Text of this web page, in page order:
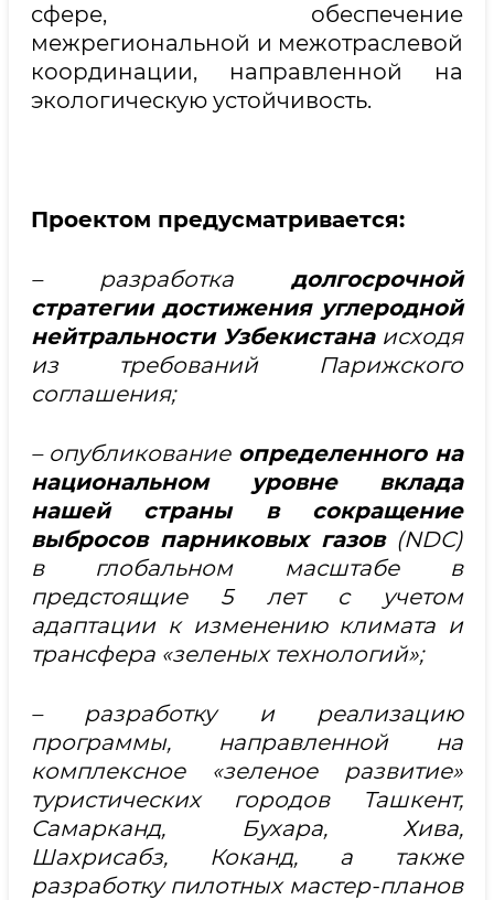
сфере, обеспечение
межрегиональной и межотраслевой
координации, направленной на
экологическую устойчивость.
Проектом предусматривается:
– разработка долгосрочной
стратегии достижения углеродной
нейтральности Узбекистанаисходя
из требований Парижского
соглашения;
– опубликование определенного на
национальном уровне вклада
нашей страны в сокращение
выбросов парниковых газов(NDC)
в глобальном масштабе в
предстоящие 5 лет c учетом
адаптации к изменению климата и
трансфера «зеленых технологий»;
– разработку и реализацию
программы, направленной на
комплексное «зеленое развитие»
туристических городов Ташкент,
Самарканд, Бухара, Хива,
Шахрисабз, Коканд, а также
разработку пилотных мастер-планов